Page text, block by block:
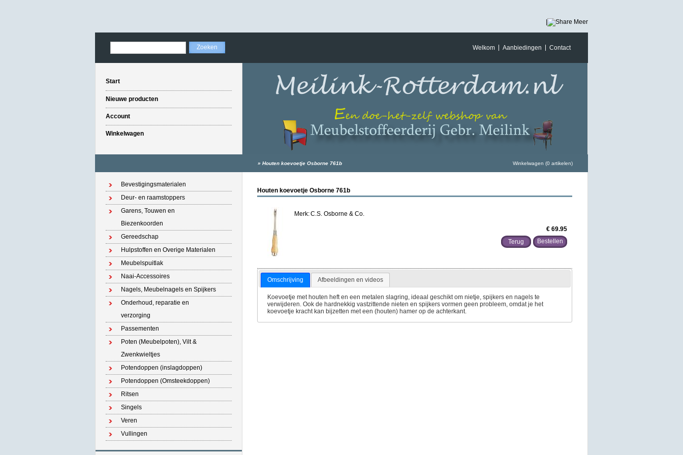
Meer
Welkom Aanbiedingen Contact
Start
Nieuwe producten
Account
Winkelwagen
» Houten koevoetje Osborne 761b Winkelwagen (0 artikelen)
Bevestigingsmaterialen
Deur- en raamstoppers
Garens, Touwen en
Biezenkoorden
Gereedschap
Hulpstoffen en Overige Materialen
Meubelspuitlak
Naai-Accessoires
Nagels, Meubelnagels en Spijkers
Onderhoud, reparatie en
verzorging
Passementen
Poten (Meubelpoten), Vilt &
Zwenkwieltjes
Potendoppen (inslagdoppen)
Potendoppen (Omsteekdoppen)
Ritsen
Singels
Veren
Vullingen
Houten koevoetje Osborne 761b
Merk:C.S. Osborne & Co.
€ 69.95
Terug
Omschrijving Afbeeldingen en videos
Koevoetje met houten heft en een metalen slagring, ideaal geschikt om nietje, spijkers en nagels te
verwijderen. Ook de hardnekkig vastzittende nieten en spijkers vormen geen probleem, omdat je het
koevoetje kracht kan bijzetten met een (houten) hamer op de achterkant.